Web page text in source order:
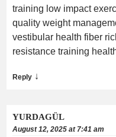
training low impact
quality weight
vestibular health fiber
resistance training
Reply ↓
YURDAGÜL
August 12, 2025 at 7:41 am